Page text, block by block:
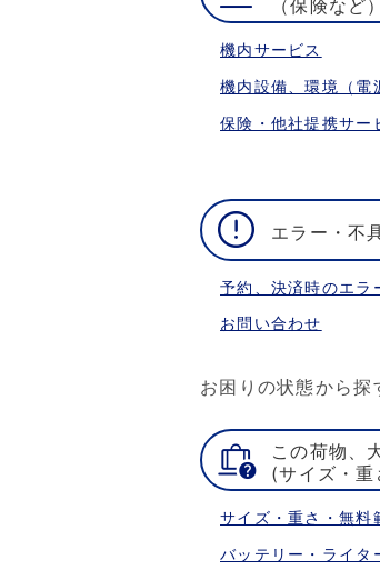
（保険など）
機内サービス
機内設備、環境（電
保険・他社提携サー
エラー・不
予約、決済時のエラ
お問い合わせ
お困りの状態から探
この荷物、
(サイズ・重
サイズ・重さ・無料
バッテリー・ライタ